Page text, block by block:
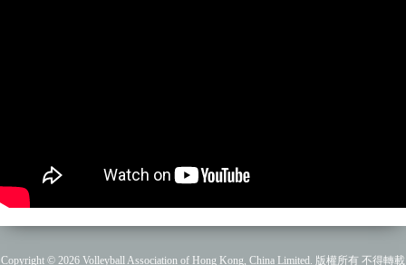
Copyright © 2026 Volleyball Association of Hong Kong, China Limited. 版權所有 不得轉載